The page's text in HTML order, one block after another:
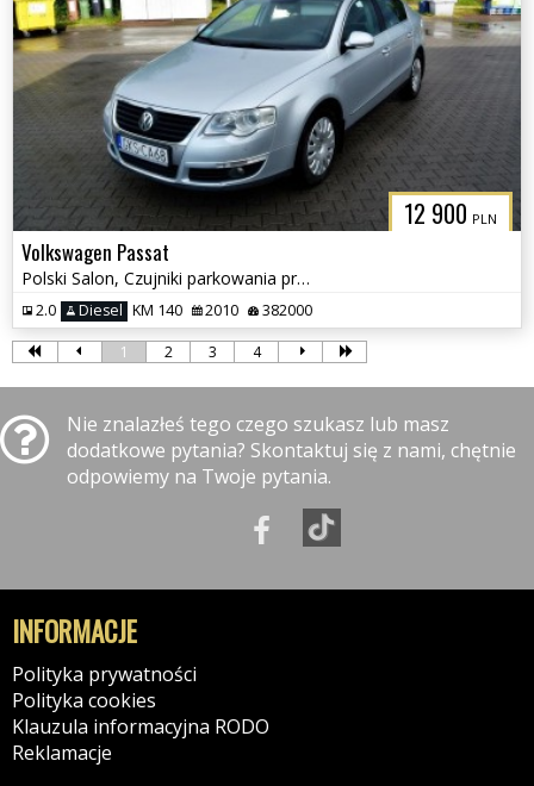
12 900 PLN
Volkswagen Passat
Polski Salon, Czujniki parkowania przód i tył, Klimatyzacja
2.0 Diesel KM 140 2010 382000
1 2 3 4
Nie znalazłeś tego czego szukasz lub masz
dodatkowe pytania? Skontaktuj się z nami, chętnie
odpowiemy na Twoje pytania.
INFORMACJE
Polityka prywatności
Polityka cookies
Klauzula informacyjna RODO
Reklamacje